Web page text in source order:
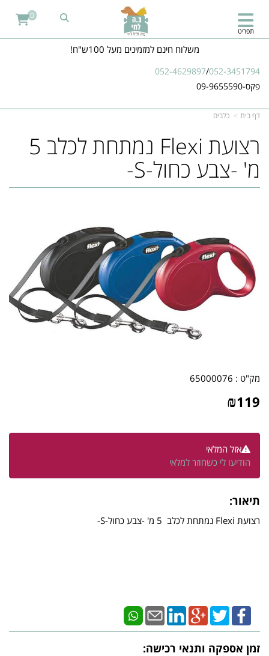
משלוח חינם למזמינים מעל 100ש"ח!
052-4629897/052-3451794
פקס-09-9655590
תפריט
0
דף בית כלבים
רצועת Flexi נמתחת לכלב 5
מ' -צבע כחול-S-
מק"ט : 65000076
₪119
אזל המלאי
הודיעו לי כשחוזר למלאי
תיאור:
רצועת Flexi נמתחת לכלב 5 מ' -צבע כחול-S-
זמן אספקה ותנאי רכישה: